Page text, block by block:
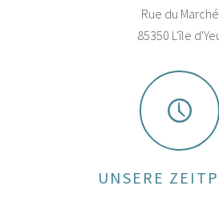
Rue du Marché
85350 L'île
UNSERE